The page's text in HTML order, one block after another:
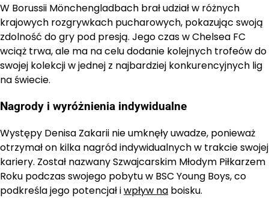
W Borussii Mönchengladbach brał udział w różnych
krajowych rozgrywkach pucharowych, pokazując swoją
zdolność do gry pod presją. Jego czas w Chelsea FC
wciąż trwa, ale ma na celu dodanie kolejnych trofeów do
swojej kolekcji w jednej z najbardziej konkurencyjnych lig
na świecie.
Nagrody i wyróżnienia indywidualne
Występy Denisa Zakarii nie umknęły uwadze, ponieważ
otrzymał on kilka nagród indywidualnych w trakcie swojej
kariery. Został nazwany Szwajcarskim Młodym Piłkarzem
Roku podczas swojego pobytu w BSC Young Boys, co
podkreśla jego potencjał iwpływ na boisku.